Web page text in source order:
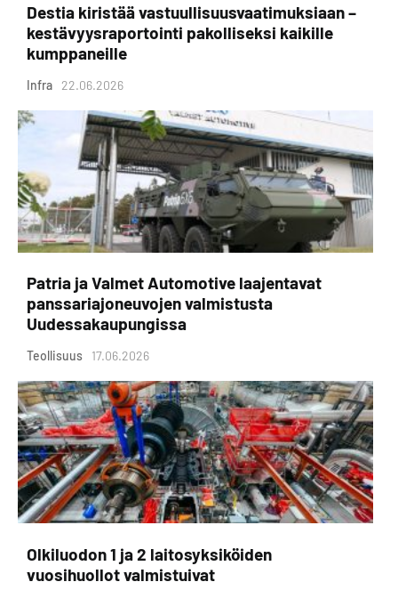
Destia kiristää vastuullisuusvaatimuksiaan –
kestävyysraportointi pakolliseksi kaikille
kumppaneille
Infra 22.06.2026
Patria ja Valmet Automotive laajentavat
panssariajoneuvojen valmistusta
Uudessakaupungissa
Teollisuus 17.06.2026
Olkiluodon 1 ja 2 laitosyksiköiden
vuosihuollot valmistuivat